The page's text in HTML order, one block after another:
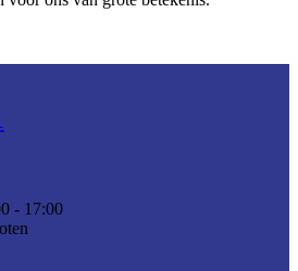
- 17:00